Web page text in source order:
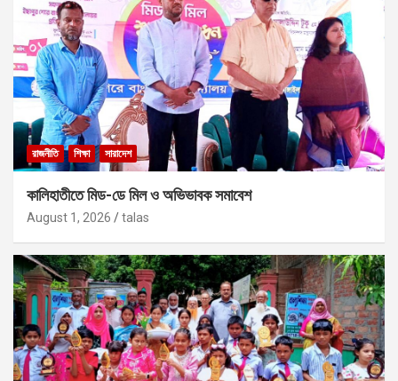
রাজনীতি শিক্ষা সারাদেশ
কালিহাতীতে মিড-ডে মিল ও অভিভাবক সমাবেশ
August 1, 2026 talas